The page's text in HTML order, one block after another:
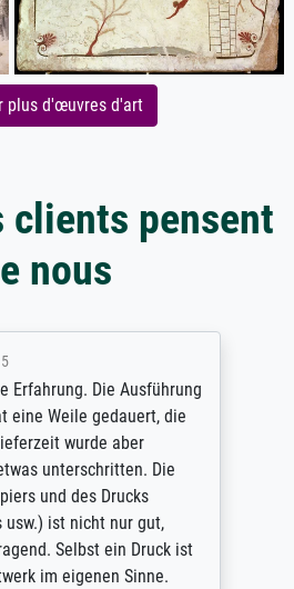
plus d'œuvres d'art
clients pensent
nous
Erfahrung. Die Ausführung
eine Weile gedauert, die
wurde aber
unterschritten. Die
und des Drucks
usw.) ist nicht nur gut,
Selbst ein Druck ist
im eigenen Sinne.